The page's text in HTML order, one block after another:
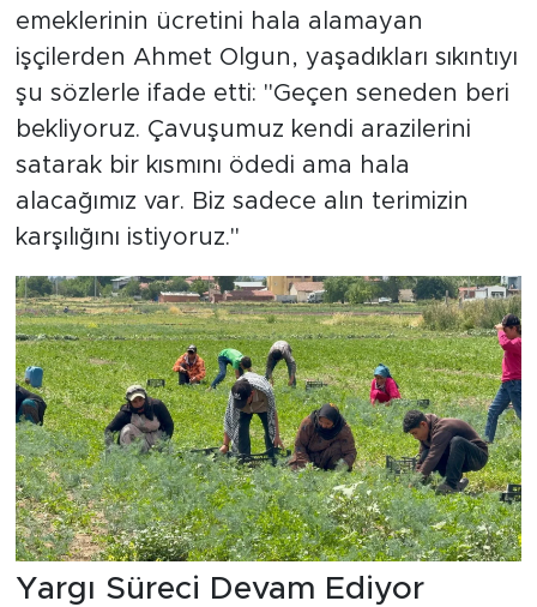
emeklerinin ücretini hala alamayan
işçilerden Ahmet Olgun, yaşadıkları sıkıntıyı
şu sözlerle ifade etti: "Geçen seneden beri
bekliyoruz. Çavuşumuz kendi arazilerini
satarak bir kısmını ödedi ama hala
alacağımız var. Biz sadece alın terimizin
karşılığını istiyoruz."
Yargı Süreci Devam Ediyor